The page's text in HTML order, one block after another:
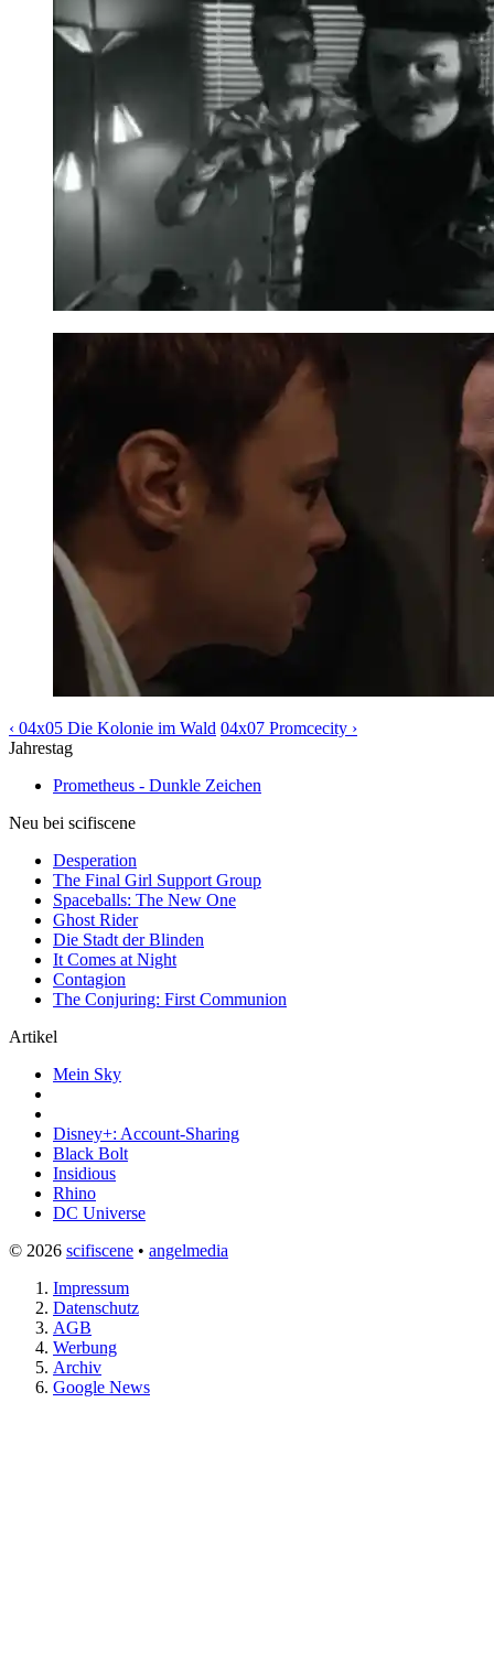
‹ 04x05 Die Kolonie im Wald 04x07 Promcecity ›
Jahrestag
Prometheus - Dunkle Zeichen
Neu bei scifiscene
Desperation
The Final Girl Support Group
Spaceballs: The New One
Ghost Rider
Die Stadt der Blinden
It Comes at Night
Contagion
The Conjuring: First Communion
Artikel
Mein Sky
Disney+: Account-Sharing
Black Bolt
Insidious
Rhino
DC Universe
© 2026 scifiscene • angelmedia
Impressum
Datenschutz
AGB
Werbung
Archiv
Google News